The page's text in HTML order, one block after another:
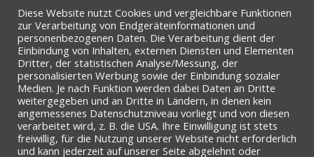
Senden
Wir antworten Dir in der Regel
innerhalb 24 Stunden.
Diese Website nutzt Cookies und vergleichbare Funktionen
zur Verarbeitung von Endgeräteinformationen und
personenbezogenen Daten. Die Verarbeitung dient der
Einbindung von Inhalten, externen Diensten und Elementen
Dritter, der statistischen Analyse/Messung, der
personalisierten Werbung sowie der Einbindung sozialer
Medien. Je nach Funktion werden dabei Daten an Dritte
weitergegeben und an Dritte in Ländern, in denen kein
angemessenes Datenschutzniveau vorliegt und von diesen
verarbeitet wird, z. B. die USA. Ihre Einwilligung ist stets
freiwillig, für die Nutzung unserer Website nicht erforderlich
und kann jederzeit auf unserer Seite abgelehnt oder